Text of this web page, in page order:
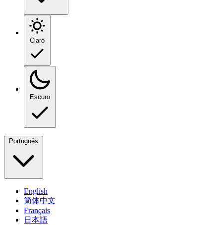
Claro
Escuro
Português
English
简体中文
Français
日本語